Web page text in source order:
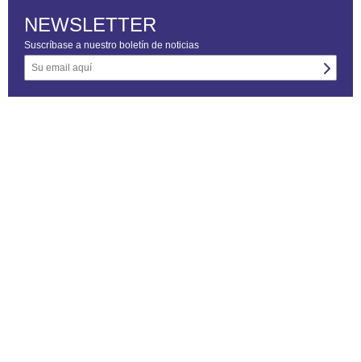
NEWSLETTER
Suscríbase a nuestro boletín de noticias